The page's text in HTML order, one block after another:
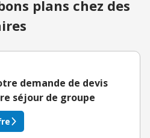
plans chez des
demande de devis
séjour de groupe